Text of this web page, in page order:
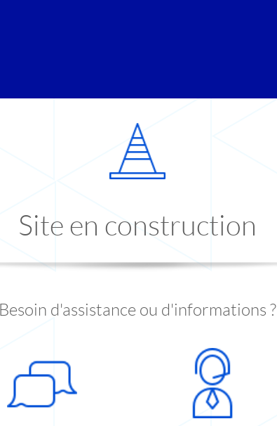
Site en construction
Besoin d'assistance ou d'informations ?